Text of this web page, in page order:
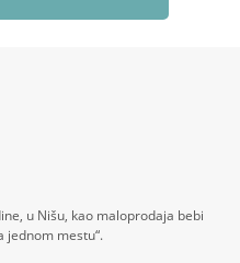
u Nišu, kao maloprodaja bebi
jednom mestu“.